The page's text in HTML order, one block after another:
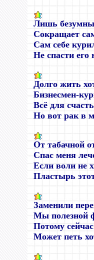
Лишь
Сокращает
Сам себе
Не спасти его
Долго жить
Бизнесмен-
Всё для
Но вот рак в
От табачной
Спас меня
Если воли не
Пластырь
Заменили
Мы полезной
Потому
Может петь